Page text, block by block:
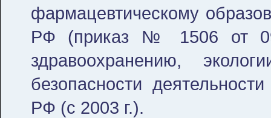
фармацевтическому
РФ (приказ № 1506 от
здравоохранению,
безопасности
РФ (с 2003 г.).